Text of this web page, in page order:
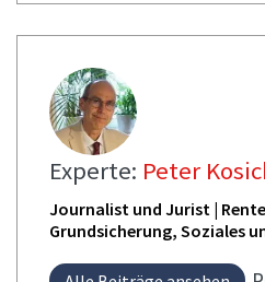
Experte: Peter
Journalist und Jurist |
Grundsicherung, Soziales